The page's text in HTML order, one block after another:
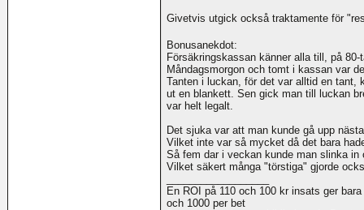
Givetvis utgick också traktamente för
Bonusanekdot:
Försäkringskassan känner alla till, på
Måndagsmorgon och tomt i kassan var
Tanten i luckan, för det var alltid en tant,
ut en blankett. Sen gick man till luckan
var helt legalt.
Det sjuka var att man kunde gå upp
Vilket inte var så mycket då det bara
Så fem dar i veckan kunde man slinka in
Vilket säkert många "törstiga" gjorde
En ROI på 110 och 100 kr insats ger
och 1000 per bet